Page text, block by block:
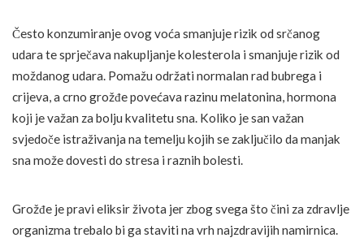
Često konzumiranje ovog voća smanjuje rizik od srčanog
udara te sprječava nakupljanje kolesterola i smanjuje rizik od
moždanog udara. Pomažu održati normalan rad bubrega i
crijeva, a crno grožđe povećava razinu melatonina, hormona
koji je važan za bolju kvalitetu sna. Koliko je san važan
svjedoče istraživanja na temelju kojih se zaključilo da manjak
sna može dovesti do stresa i raznih bolesti.
Grožđe je pravi eliksir života jer zbog svega što čini za zdravlje
organizma trebalo bi ga staviti na vrh najzdravijih namirnica.